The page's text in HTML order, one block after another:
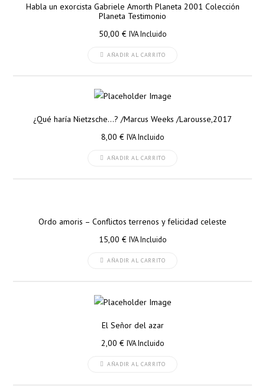
Habla un exorcista Gabriele Amorth Planeta 2001 Colección
Planeta Testimonio
50,00 € IVA Incluido
AÑADIR AL CARRITO
¿Qué haría Nietzsche…? /Marcus Weeks /Larousse,2017
8,00 € IVA Incluido
AÑADIR AL CARRITO
Ordo amoris – Conflictos terrenos y felicidad celeste
15,00 € IVA Incluido
AÑADIR AL CARRITO
El Señor del azar
2,00 € IVA Incluido
AÑADIR AL CARRITO